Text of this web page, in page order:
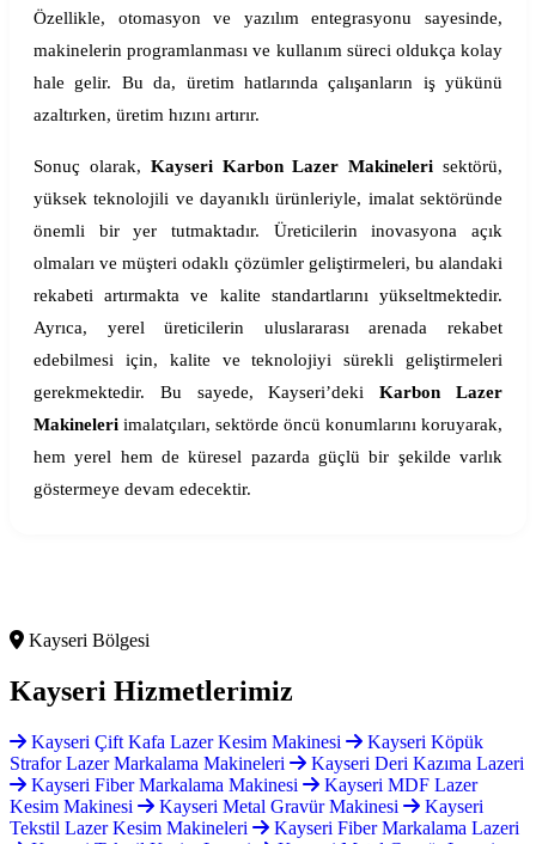
Özellikle, otomasyon ve yazılım entegrasyonu sayesinde,
makinelerin programlanması ve kullanım süreci oldukça kolay
hale gelir. Bu da, üretim hatlarında çalışanların iş yükünü
azaltırken, üretim hızını artırır.
Sonuç olarak, Kayseri Karbon Lazer Makineleri sektörü,
yüksek teknolojili ve dayanıklı ürünleriyle, imalat sektöründe
önemli bir yer tutmaktadır. Üreticilerin inovasyona açık
olmaları ve müşteri odaklı çözümler geliştirmeleri, bu alandaki
rekabeti artırmakta ve kalite standartlarını yükseltmektedir.
Ayrıca, yerel üreticilerin uluslararası arenada rekabet
edebilmesi için, kalite ve teknolojiyi sürekli geliştirmeleri
gerekmektedir. Bu sayede, Kayseri’dekiKarbon Lazer
Makineleri imalatçıları, sektörde öncü konumlarını koruyarak,
hem yerel hem de küresel pazarda güçlü bir şekilde varlık
göstermeye devam edecektir.
Kayseri Bölgesi
Kayseri Hizmetlerimiz
Kayseri Çift Kafa Lazer Kesim Makinesi
Kayseri Köpük
Strafor Lazer Markalama Makineleri
Kayseri Deri Kazıma Lazeri
Kayseri Fiber Markalama Makinesi
Kayseri MDF Lazer
Kesim Makinesi
Kayseri Metal Gravür Makinesi
Kayseri
Tekstil Lazer Kesim Makineleri
Kayseri Fiber Markalama Lazeri